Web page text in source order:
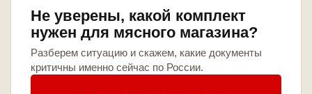
Не уверены, какой комплект
нужен для мясного магазина?
Разберем ситуацию и скажем, какие документы
критичны именно сейчас по России.